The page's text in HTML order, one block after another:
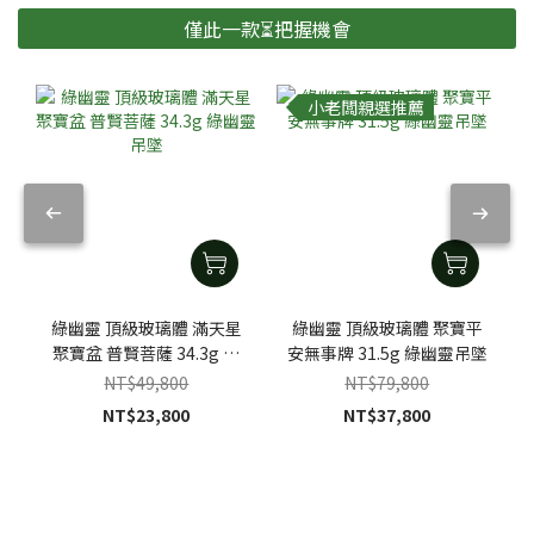
僅此一款⏳把握機會
綠幽靈 頂級玻璃體 滿天星
聚寶盆 普賢菩薩 34.3g 綠
幽靈吊墜
NT$49,800
NT$23,800
小老闆親選推薦
綠幽靈 頂級玻璃體 聚寶平
安無事牌 31.5g 綠幽靈吊墜
NT$79,800
NT$37,800